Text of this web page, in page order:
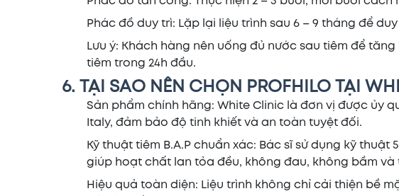
Phác đồ duy trì: Lặp lại liệu trình sau 6 – 9 tháng để
Lưu ý: Khách hàng nên uống đủ nước sau tiêm để
tiêm trong 24h đầu.
6. TẠI SAO NÊN CHỌN PROFHILO TẠI
Sản phẩm chính hãng: White Clinic là đơn vị được ủy
Italy, đảm bảo độ tinh khiết và an toàn tuyệt đối.
Kỹ thuật tiêm B.A.P chuẩn xác: Bác sĩ sử dụng kỹ
giúp hoạt chất lan tỏa đều, không đau, không bầm và
Hiệu quả toàn diện: Liệu trình không chỉ cải thiện bề